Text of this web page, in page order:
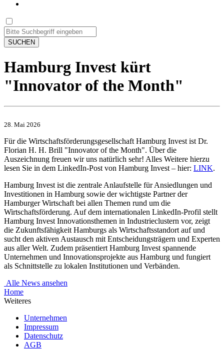
SUCHEN
Hamburg Invest kürt
"Innovator of the Month"
28. Mai 2026
Für die Wirtschaftsförderungsgesellschaft Hamburg Invest ist Dr.
Florian H. H. Brill "Innovator of the Month". Über die
Auszeichnung freuen wir uns natürlich sehr! Alles Weitere hierzu
lesen Sie in dem LinkedIn-Post von Hamburg Invest – hier: LINK.
Hamburg Invest ist die zentrale Anlaufstelle für Ansiedlungen und
Investitionen in Hamburg sowie der wichtigste Partner der
Hamburger Wirtschaft bei allen Themen rund um die
Wirtschaftsförderung. Auf dem internationalen LinkedIn-Profil stellt
Hamburg Invest Innovationsthemen in Industrieclustern vor, zeigt
die Zukunftsfähigkeit Hamburgs als Wirtschaftsstandort auf und
sucht den aktiven Austausch mit Entscheidungsträgern und Experten
aus aller Welt. Zudem präsentiert Hamburg Invest spannende
Unternehmen und Innovationsprojekte aus Hamburg und fungiert
als Schnittstelle zu lokalen Institutionen und Verbänden.
Alle News ansehen
Home
Weiteres
Unternehmen
Impressum
Datenschutz
AGB